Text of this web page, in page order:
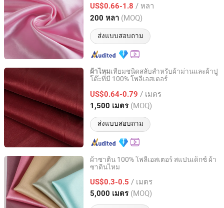
US$0.66-1.8 / หลา
200 หลา (MOQ)
ส่งแบบสอบถาม
Zhejiang, China อัตราจาก 2020
ผ้าไหมเทียมชนิดสลับสำหรับผ้าม่านและผ้าปู
โต๊ะที่มี 100% โพลีเอสเตอร์
US$0.64-0.79 / เมตร
1,500 เมตร (MOQ)
ส่งแบบสอบถาม
NINGBO RIVIELLA TEXTILE INDUSTRIAL AND TRADING
CO., LTD.
Zhejiang, China
ผ้าซาติน 100% โพลีเอสเตอร์ สแปนเด็กซ์ ผ้า
ซาตินไหม
US$0.3-0.5 / เมตร
5,000 เมตร (MOQ)
HangZhou Aspiring Textile and Accessories Co., Ltd.
Zhejiang, China อัตราจาก 2013